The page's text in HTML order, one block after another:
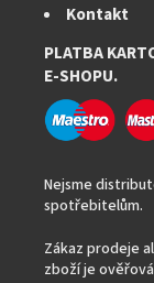
Kontakt
PLATBA
E-SHOPU.
Nejsme
spotřebitelům.
Zákaz prodeje
zboží je